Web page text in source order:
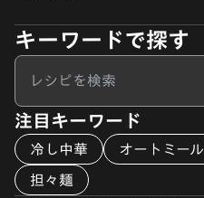
キーワードで探す
注目キーワード
冷し中華 オートミール
担々麺